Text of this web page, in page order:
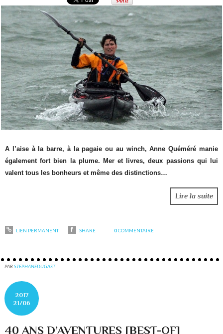
A l’aise à la barre, à la pagaie ou au winch, Anne Quéméré manie
également fort bien la plume. Mer et livres, deux passions qui lui
valent tous les bonheurs et même des distinctions…
Lire la suite
LIEN PERMANENT SHARE 0 COMMENTAIRE
PARSTEPHANEDUGAST
2017
21/06
40 ANS D’AVENTURES [BEST-OF]